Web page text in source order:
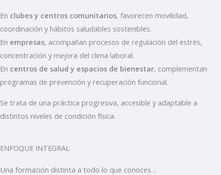
En clubes y centros comunitarios, favorecen movilidad,
coordinación y hábitos saludables sostenibles.
En empresas, acompañan procesos de regulación del estrés,
concentración y mejora del clima laboral.
En centros de salud y espacios de bienestar, complementan
programas de prevención y recuperación funcional.
Se trata de una práctica progresiva, accesible y adaptable a
distintos niveles de condición física.
ENFOQUE INTEGRAL
Una formación distinta a todo lo que conoces…